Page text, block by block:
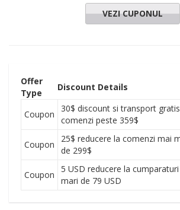
VEZI CUPONUL
Offer
Type
Discount Details
Coupon
30$ discount si transport
comenzi peste 359$
Coupon
25$ reducere la comenzi mai
de 299$
Coupon
5 USD reducere la
mari de 79 USD